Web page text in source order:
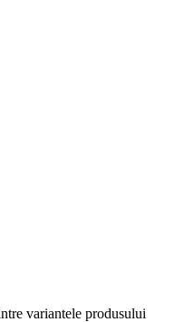
variantele produsului